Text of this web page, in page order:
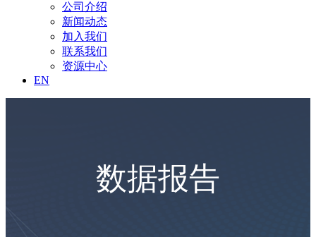
公司介绍
新闻动态
加入我们
联系我们
资源中心
EN
数据报告